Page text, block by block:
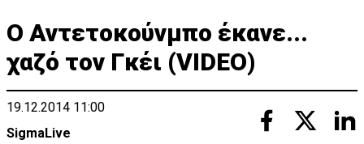
O Αντετοκούνμπο έκανε...
χαζό τον Γκέι (VIDEO)
19.12.2014 11:00
SigmaLive